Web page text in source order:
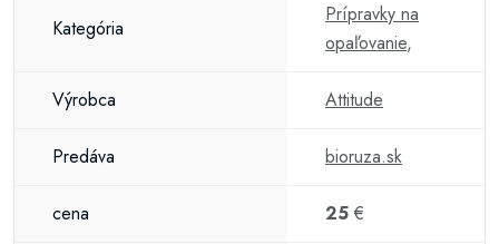
Kategória
Prípravky na
opaľovanie,
Výrobca Attitude
Predáva bioruza.sk
cena 25 €